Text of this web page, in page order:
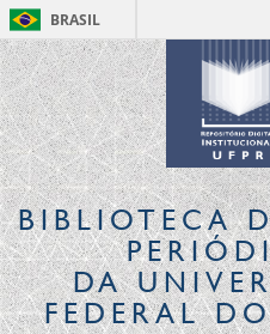
BRASIL
BIBLIOTECA
DA
FEDERAL